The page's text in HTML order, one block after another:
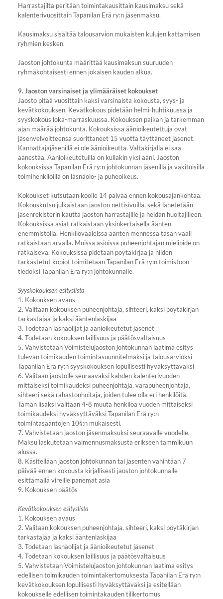
Harrastajilta peritään toimintakausittain kausimaksu sekä
kalenterivuosittain Tapanilan Erä ry:n jäsenmaksu.
Kausimaksu sisältää talousarvion mukaisten kulujen kattamisen
ryhmien kesken.
Jaoston johtokunta määrittää kausimaksun suuruuden
ryhmäkohtaisesti ennen jokaisen kauden alkua.
9. Jaoston varsinaiset ja ylimääräiset kokoukset
Jaosto pitää vuosittain kaksi varsinaista kokousta, syys- ja
kevätkokouksen. Kevätkokous pidetään helmi-huhtikuussa ja
syyskokous loka-marraskuussa. Kokouksen paikan ja tarkemman
ajan määrää johtokunta. Kokouksissa äänioikeutettuja ovat
jäsenvelvoitteensa suorittaneet 15 vuotta täyttäneet jäsenet.
Kannattajajäsenillä ei ole äänioikeutta. Valtakirjalla ei saa
äänestää. Äänioikeutetuilla on kullakin yksi ääni. Jaoston
kokouksissa Tapanilan Erä ry:n johtokunnan jäsenillä ja vakituisilla
toimihenkilöillä on läsnäolo- ja puheoikeus.
Kokoukset kutsutaan koolle 14 päivää ennen kokousajankohtaa.
Kokouskutsu julkaistaan jaoston nettisivuilla, sekä lähetetään
jäsenrekisterin kautta jaoston harrastajille ja heidän huoltajilleen.
Kokouksissa asiat ratkaistaan yksinkertaisella äänten
enemmistöllä. Henkilövaaleissa äänten mennessä tasan vaali
ratkaistaan arvalla. Muissa asioissa puheenjohtajan mielipide on
ratkaiseva. Kokouksissa pidetään pöytäkirjaa ja niiden
tarkastetut kopiot toimitetaan Tapanilan Erä ry:n toimistoon
tiedoksi Tapanilan Erä ry:n johtokunnalle.
Syyskokouksen esityslista
1. Kokouksen avaus
2. Valitaan kokouksen puheenjohtaja, sihteeri, kaksi pöytäkirjan
tarkastajaa ja kaksi ääntenlaskijaa
3. Todetaan läsnäolijat ja äänioikeutetut jäsenet
4. Todetaan kokouksen laillisuus ja päätösvaltaisuus
5. Vahvistetaan Voimistelujaoston johtokunnan laatima esitys
tulevan toimikauden toimintasuunnitelmaksi ja talousarvioksi
Tapanilan Erä ry:n syyskokouksen lopullisesti hyväksyttäväksi
6. Valitaan jaostolle seuraavaksi kahden kalenterivuoden
mittaiseksi toimikaudeksi puheenjohtaja, varapuheenjohtaja,
sihteeri sekä rahastonhoitaja, joiden tulee olla eri henkilöitä.
Tämän lisäksi valitaan 4-8 muuta henkilöä vuoden mittaiseksi
toimikaudeksi hyväksyttäväksi Tapanilan Erä ry:n
toimintasääntöjen 10§:n mukaisesti.
7. Vahvistetaan jaoston jäsenmaksuksi seuraavalle vuodelle.
Maksu laskutetaan valmennusmaksusta erikseen tammikuun
alussa.
8. Käsitellään jaoston johtokunnan tai jäsenten vähintään 7
päivää ennen kokousta kirjallisesti jaoston johtokunnalle
esittämällä vireille panemat asia
9. Kokouksen päätös
Kevätkokouksen esityslista
1. Kokouksen avaus
2. Valitaan kokouksen puheenjohtaja, sihteeri, kaksi pöytäkirjan
tarkastajaa ja kaksi ääntenlaskijaa
3. Todetaan läsnäolijat ja äänioikeutetut jäsenet
4. Todetaan kokouksen laillisuus ja päätösvaltaisuus
5. Vahvistetaan Voimistelujaoston johtokunnan laatima esitys
edellisen toimikauden toimintakertomuksesta Tapanilan Erä ry:n
kevätkokouksen lopullisesti hyväksyttäväksi ja esitellään
kokoukselle edellisen toimintakauden tilikertomus